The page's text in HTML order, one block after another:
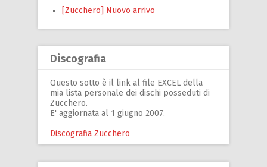
[Zucchero] Nuovo arrivo
Discografia
Questo sotto è il link al file EXCEL della
mia lista personale dei dischi posseduti di
Zucchero.
E' aggiornata al 1 giugno 2007.
Discografia Zucchero